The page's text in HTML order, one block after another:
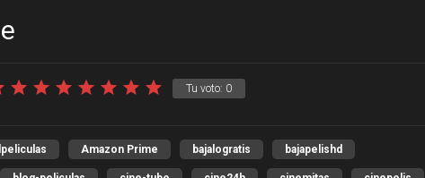
Tu voto: 0
Amazon Prime bajalogratis bajapelishd